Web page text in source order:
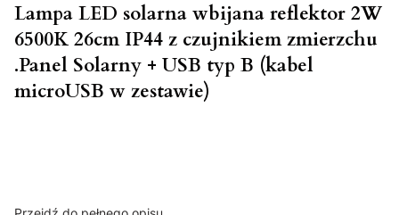
Lampa LED solarna wbijana reflektor 2W
6500K 26cm IP44 z czujnikiem zmierzchu
.Panel Solarny + USB typ B (kabel
microUSB w zestawie)